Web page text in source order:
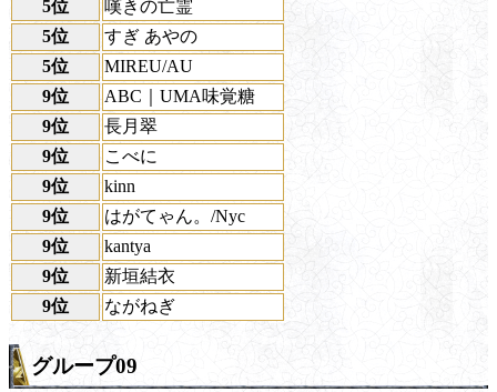
5位
嘆きの亡霊
5位
すぎ あやの
5位
MIREU/AU
9位
ABC｜UMA味覚糖
9位
長月翠
9位
こべに
9位
kinn
9位
はがてゃん。/Nyc
9位
kantya
9位
新垣結衣
9位
ながねぎ
グループ09